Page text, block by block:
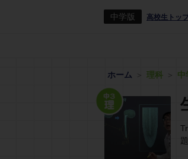
中学版 高校生トッ
ホーム 理科 中